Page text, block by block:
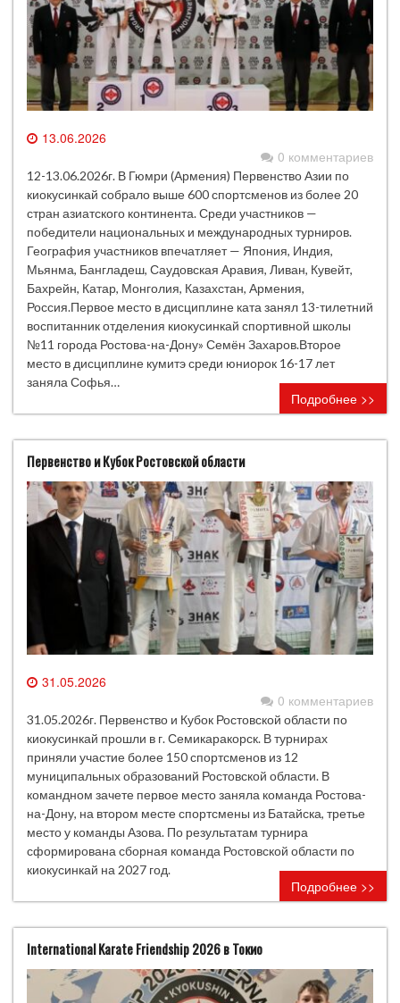
13.06.2026
0 комментариев
12-13.06.2026г. В Гюмри (Армения) Первенство Азии по
киокусинкай собрало выше 600 спортсменов из более 20
стран азиатского континента. Среди участников —
победители национальных и международных турниров.
География участников впечатляет — Япония, Индия,
Мьянма, Бангладеш, Саудовская Аравия, Ливан, Кувейт,
Бахрейн, Катар, Монголия, Казахстан, Армения,
Россия.Первое место в дисциплине ката занял 13-тилетний
воспитанник отделения киокусинкай спортивной школы
№11 города Ростова-на-Дону» Семён Захаров.Второе
место в дисциплине кумитэ среди юниорок 16-17 лет
заняла Софья…
Подробнее >>
Первенство и Кубок Ростовской области
31.05.2026
0 комментариев
31.05.2026г. Первенство и Кубок Ростовской области по
киокусинкай прошли в г. Семикаракорск. В турнирах
приняли участие более 150 спортсменов из 12
муниципальных образований Ростовской области. В
командном зачете первое место заняла команда Ростова-
на-Дону, на втором месте спортсмены из Батайска, третье
место у команды Азова. По результатам турнира
сформирована сборная команда Ростовской области по
киокусинкай на 2027 год.
Подробнее >>
International Karate Friendship 2026 в Токио